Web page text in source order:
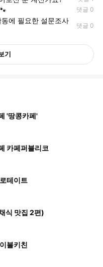
댓글 0
에 필요한 설문조사
댓글 0
기
'땅콩카페'
카페퍼블리코
테이트
식 맛집 2편)
블키친